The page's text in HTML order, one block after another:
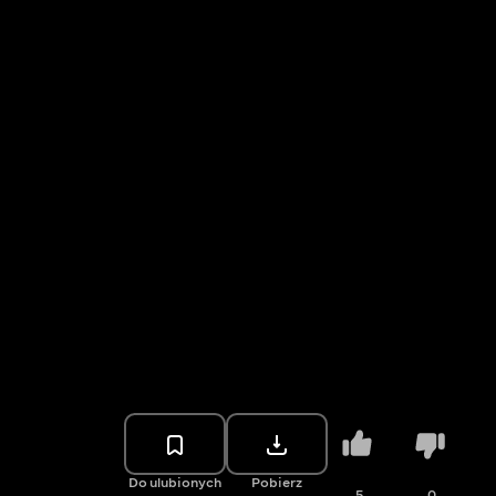
Do ulubionych Pobierz